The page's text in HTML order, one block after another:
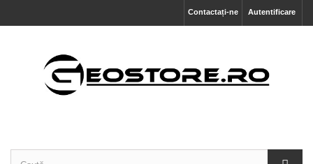
Autentificare
Contactați-ne